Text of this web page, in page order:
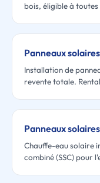
bois, éligible à
Panneaux
Installation de
revente totale.
Panneaux
Chauffe-eau solaire
combiné (SSC) pour